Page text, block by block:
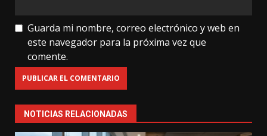
Guarda mi nombre, correo electrónico y web en
este navegador para la próxima vez que
comente.
NOTICIAS RELACIONADAS